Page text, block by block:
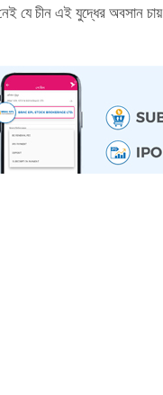
যে চীন এই যুদ্ধের অবসান